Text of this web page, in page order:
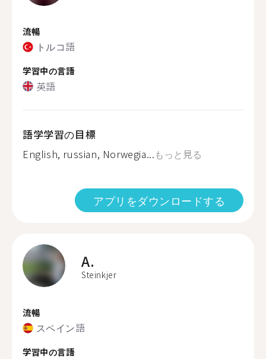
流暢
トルコ語
学習中の言語
英語
語学学習の目標
English, russian, Norwegia...もっと見る
アプリをダウンロードする
A.
Steinkjer
流暢
スペイン語
学習中の言語